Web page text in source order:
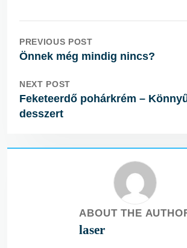
PREVIOUS POST
Önnek még mindig nincs?
NEXT POST
Feketeerdő pohárkrém –
desszert
ABOUT THE
laser